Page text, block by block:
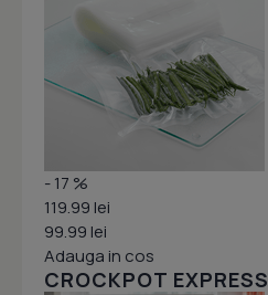
- 17 %
119.99 lei
99.99 lei
Adauga in cos
CROCKPOT EXPRESS